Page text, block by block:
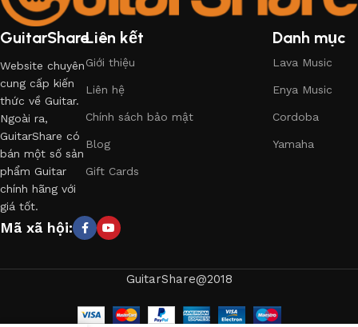
GuitarShare
Website chuyên
cung cấp kiến
thức về Guitar.
Ngoài ra,
GuitarShare có
bán một số sản
phẩm Guitar
chính hãng với
giá tốt.
Liên kết
Giới thiệu
Liên hệ
Chính sách bảo mật
Blog
Gift Cards
Danh mục
Lava Music
Enya Music
Cordoba
Yamaha
Mã xã hội:
GuitarShare@2018